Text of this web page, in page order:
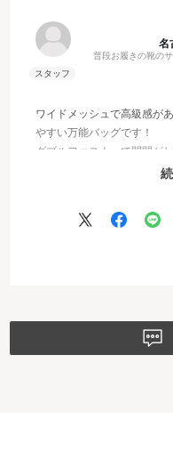
名
普段お履きの靴の
ワイドメッシュで高級感が
すい万能バッグです！
ダブルファスナーで開閉が
もしっかり入るのでとても